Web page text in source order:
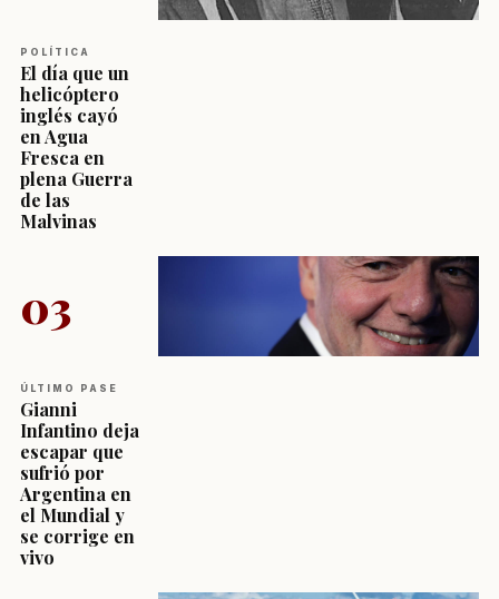
POLÍTICA
El día que un
helicóptero
inglés cayó
en Agua
Fresca en
plena Guerra
de las
Malvinas
03
ÚLTIMO PASE
Gianni
Infantino deja
escapar que
sufrió por
Argentina en
el Mundial y
se corrige en
vivo